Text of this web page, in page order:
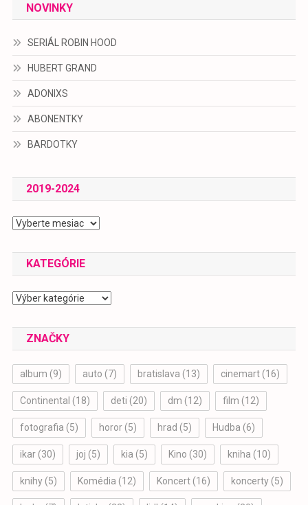
NOVINKY
SERIÁL ROBIN HOOD
HUBERT GRAND
ADONIXS
ABONENTKY
BARDOTKY
2019-2024
2019-
KATEGÓRIE
Kategórie
ZNAČKY
album (9) auto (7) bratislava (13) cinemart(16)
Continental (18) deti (20) dm (12) film (12)
fotografia (5) horor(5) hrad (5) Hudba (6)
ikar(30) joj (5) kia (5) Kino (30) kniha (10)
knihy(5) Komédia (12) Koncert(16) koncerty(5)